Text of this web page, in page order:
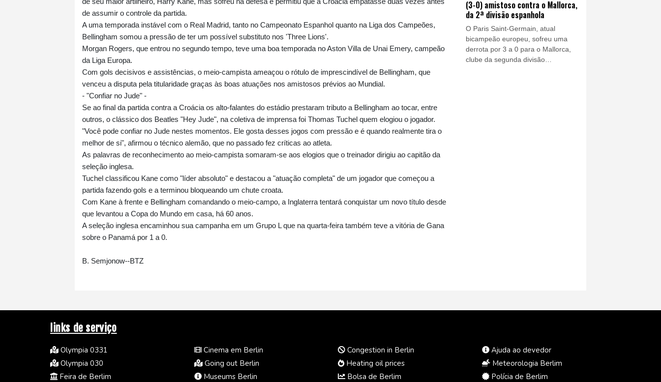
de assumir o controle da partida.
A uma temporada instável com o Real Madrid, tanto no Campeonato Espanhol quanto na Liga dos Campeões,
Bellingham somou a pressão de ter um possível substituto nos 'Three Lions'.
Morgan Rogers, que entrou no segundo tempo, teve uma boa temporada no Aston Villa de Unai Emery, campeão
da Liga Europa.
Com gols decisivos e assistências, o meio-campista ameaçou o rótulo de imprescindível de Bellingham, que
venceu a disputa pela titularidade graças às boas atuações nos amistosos prévios ao Mundial.
- "Confiar no Jude" -
Se ao final da partida contra a Croácia os alto-falantes do estádio prestaram tributo a Bellingham ao tocar, entre
outros, o clássico dos Beatles "Hey Jude", na coletiva de imprensa foi Thomas Tuchel quem elogiou o jogador.
"Você pode confiar no Jude nestes momentos. Ele gosta desses jogos com pressão e é quando realmente tira o
melhor de si", afirmou o técnico alemão, que no passado fez críticas ao atleta.
As palavras de reconhecimento ao meio-campista somaram-se aos elogios que o treinador dirigiu ao capitão da
seleção inglesa.
Tuchel classificou Kane como "líder absoluto" e destacou a "atuação completa" de um jogador que começou a
partida fazendo gols e a terminou bloqueando um chute croata.
Com Kane à frente e Bellingham comandando o meio-campo, a Inglaterra tentará conquistar um novo título desde
que levantou a Copa do Mundo em casa, há 60 anos.
A seleção inglesa encaminhou sua campanha em um Grupo L que na quarta-feira também teve a vitória de Gana
sobre o Panamá por 1 a 0.
B. Semjonow--BTZ
(3-0) amistoso contra o Mallorca,
da 2ª divisão espanhola
O Paris Saint-Germain, atual
bicampeão europeu, sofreu uma
derrota por 3 a 0 para o Mallorca,
clube da segunda divisão
links de serviço
Olympia 0331
Olympia 030
Feira de Berlim
Cinema em Berlin
Going out Berlin
Museums Berlin
Congestion in Berlin
Heating oil prices
Bolsa de Berlim
Ajuda ao devedor
Meteorologia Berlim
Polícia de Berlim